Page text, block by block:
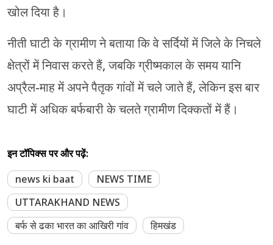
खोल दिया है।
नीती घाटी के ग्रामीण ने बताया कि वे सर्दियों में जिले के निचले
क्षेत्रों में निवास करते हैं, जबकि ग्रीष्मकाल के समय यानि
अप्रैल-माह में अपने पैतृक गांवों में चले जाते हैं, लेकिन इस बार
घाटी में अधिक बर्फबारी के चलते ग्रामीण दिक्कतों में हैं।
इन टॉपिक्स पर और पढ़ें:
news ki baat
NEWS TIME
UTTARAKHAND NEWS
बर्फ से ढका भारत का आखिरी गांव
हिमखंड